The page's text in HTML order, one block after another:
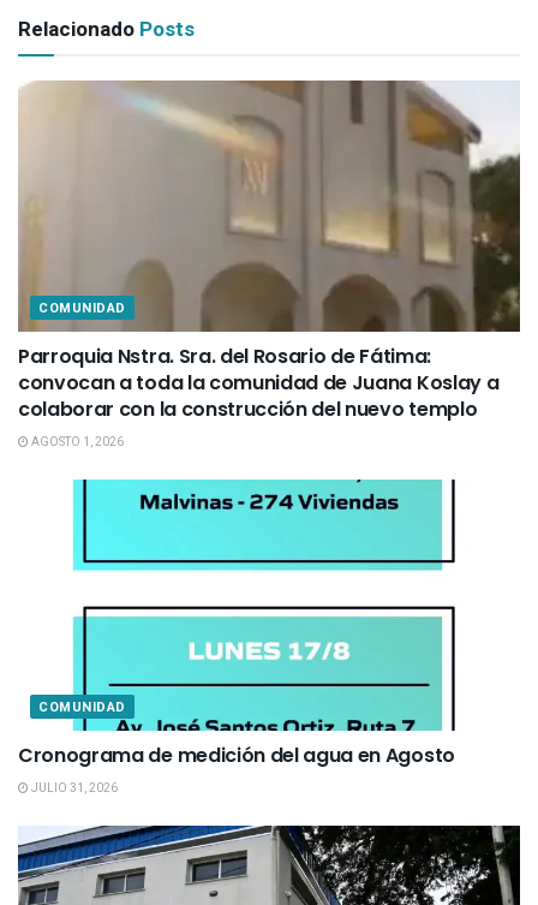
Relacionado Posts
COMUNIDAD
Parroquia Nstra. Sra. del Rosario de Fátima:
convocan a toda la comunidad de Juana Koslay a
colaborar con la construcción del nuevo templo
AGOSTO 1, 2026
COMUNIDAD
Cronograma de medición del agua en Agosto
JULIO 31, 2026